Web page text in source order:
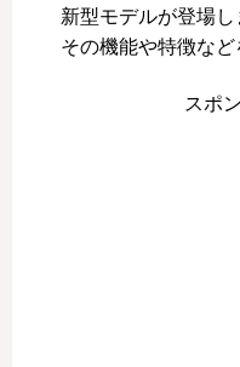
新型モデルが登場し
その機能や特徴な
スポ